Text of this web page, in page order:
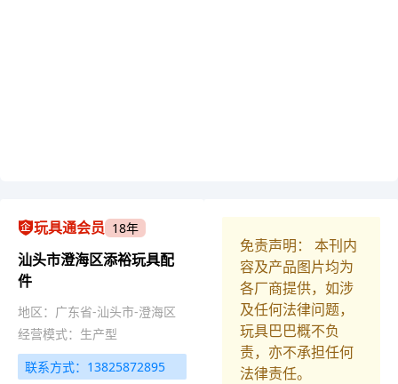
玩具通会员 18年
汕头市澄海区添裕玩具配
件
地区：广东省-汕头市-澄海区
经营模式：生产型
联系方式：13825872895
免责声明： 本刊内
容及产品图片均为
各厂商提供，如涉
及任何法律问题，
玩具巴巴概不负
责，亦不承担任何
法律责任。